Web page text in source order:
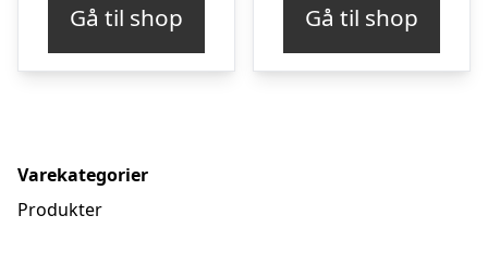
Gå til shop Gå til shop
Varekategorier
Produkter